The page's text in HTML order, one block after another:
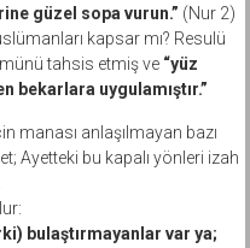
güzel sopa vurun.” (Nur 2)
kapsar mı? Resulü
tahsis etmiş ve “yüz
bekarlara uygulamıştır.”
manası anlaşılmayan bazı
Ayetteki bu kapalı yönleri izah
bulaştırmayanlar var ya;